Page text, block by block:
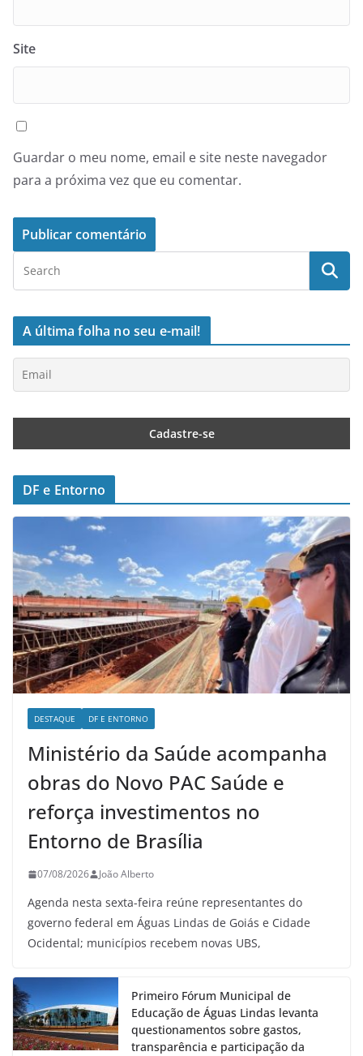
Site
Guardar o meu nome, email e site neste navegador
para a próxima vez que eu comentar.
A última folha no seu e-mail!
DF e Entorno
DESTAQUE DF E ENTORNO
Ministério da Saúde acompanha
obras do Novo PAC Saúde e
reforça investimentos no
Entorno de Brasília
07/08/2026 João Alberto
Agenda nesta sexta-feira reúne representantes do
governo federal em Águas Lindas de Goiás e Cidade
Ocidental; municípios recebem novas UBS,
Primeiro Fórum Municipal de
Educação de Águas Lindas levanta
questionamentos sobre gastos,
transparência e participação da